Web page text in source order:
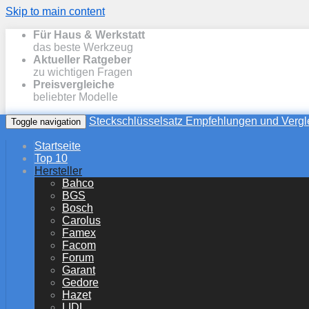
Skip to main content
Für Haus & Werkstatt
das beste Werkzeug
Aktueller Ratgeber
zu wichtigen Fragen
Preisvergleiche
beliebter Modelle
Toggle navigation Steckschlüsselsatz Empfehlungen und
Startseite
Top 10
Hersteller
Bahco
BGS
Bosch
Carolus
Famex
Facom
Forum
Garant
Gedore
Hazet